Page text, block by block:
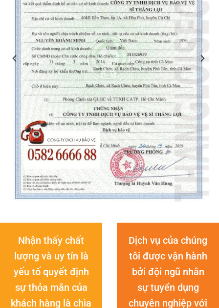
Nhận thấy chất
lượng và uy tín là
yếu tố quyết định
sự thỏa mãn của
khách hàng là chìa
Dịch vụ của chúng
tôi được vận hành
bởi đội ngũ nhân
sự tuyển dụng
chuyên nghiệp với